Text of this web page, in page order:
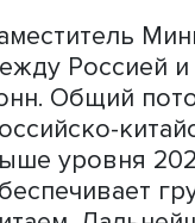
Валентин
Российской
Республики
фактор